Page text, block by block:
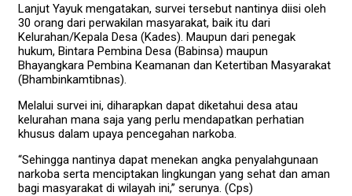
Lanjut Yayuk mengatakan, survei tersebut nantinya diisi oleh
30 orang dari perwakilan masyarakat, baik itu dari
Kelurahan/Kepala Desa (Kades). Maupun dari penegak
hukum, Bintara Pembina Desa (Babinsa) maupun
Bhayangkara Pembina Keamanan dan Ketertiban Masyarakat
(Bhambinkamtibnas).
Melalui survei ini, diharapkan dapat diketahui desa atau
kelurahan mana saja yang perlu mendapatkan perhatian
khusus dalam upaya pencegahan narkoba.
“Sehingga nantinya dapat menekan angka penyalahgunaan
narkoba serta menciptakan lingkungan yang sehat dan aman
bagi masyarakat di wilayah ini,” serunya. (Cps)